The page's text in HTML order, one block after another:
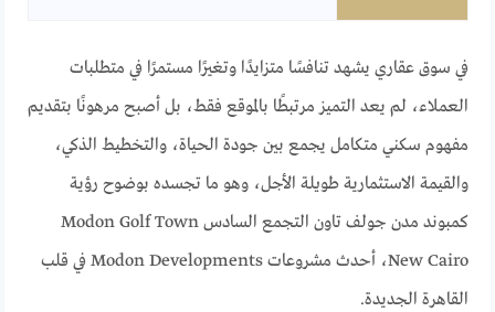
في سوق عقاري يشهد تنافسًا متزايدًا وتغيرًا مستمرًا في متطلبات
العملاء، لم يعد التميز مرتبطًا بالموقع فقط، بل أصبح مرهونًا بتقديم
مفهوم سكني متكامل يجمع بين جودة الحياة، والتخطيط الذكي،
والقيمة الاستثمارية طويلة الأجل، وهو ما تجسده بوضوح رؤية
كمبوند مدن جولف تاون التجمع السادس Modon Golf Town
New Cairo، أحدث مشروعات Modon Developments في قلب
القاهرة الجديدة.